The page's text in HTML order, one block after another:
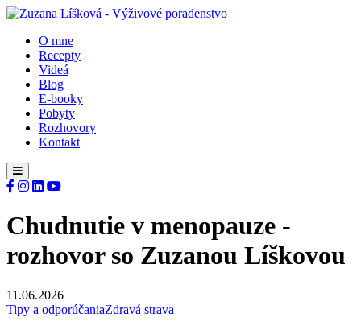
O mne
Recepty
Videá
Blog
E-booky
Pobyty
Rozhovory
Kontakt
Chudnutie v menopauze -
rozhovor so Zuzanou Líškovou
11.06.2026
Tipy a odporúčaniaZdravá strava